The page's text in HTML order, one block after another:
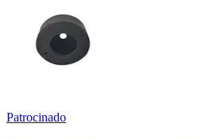
Patrocinado